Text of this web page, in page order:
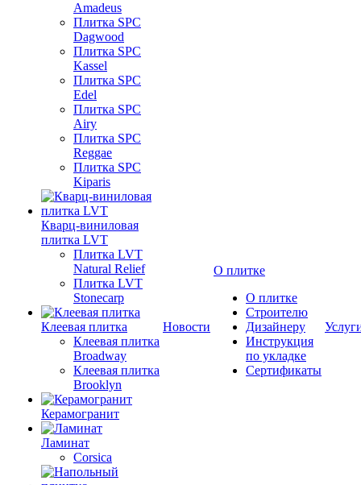
Amadeus
Плитка SPC
Dagwood
Плитка SPC
Kassel
Плитка SPC
Edel
Плитка SPC
Airy
Плитка SPC
Reggae
Плитка SPC
Kiparis
Кварц-виниловая
плитка LVT
Плитка LVT
Natural Relief
Плитка LVT
Stonecarp
Клеевая плитка
Клеевая плитка
Broadway
Клеевая плитка
Brooklyn
Керамогранит
Ламинат
Corsica
Новости
О плитке
О плитке
Строителю
Дизайнеру
Инструкция
по укладке
Сертификаты